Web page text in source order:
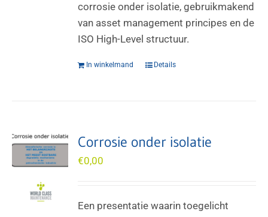
corrosie onder isolatie, gebruikmakend
van asset management principes en de
ISO High-Level structuur.
In winkelmand Details
Corrosie onder isolatie
€0,00
Een presentatie waarin toegelicht